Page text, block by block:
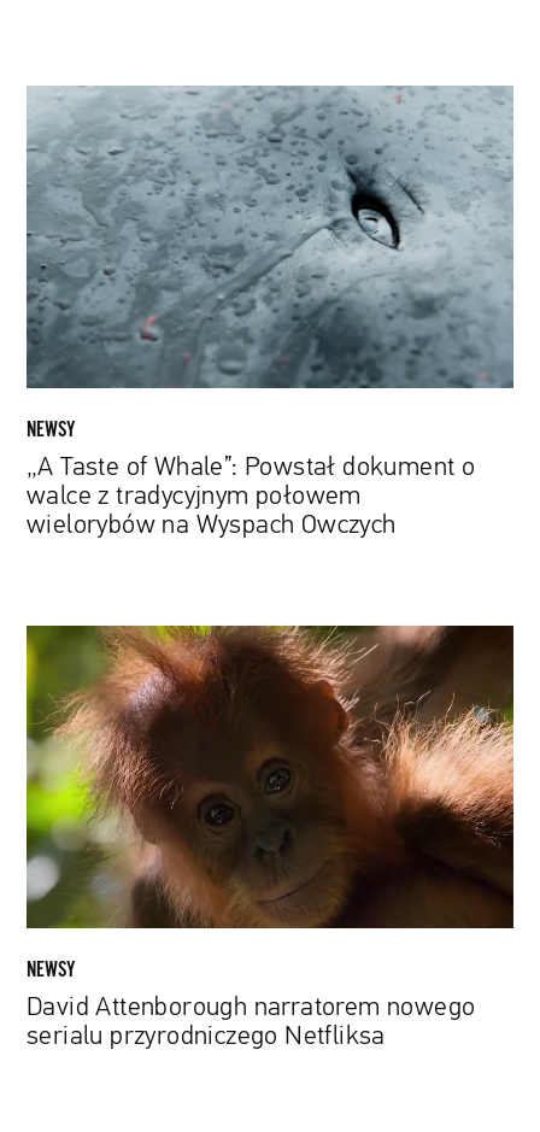
Taste
of
Whale”:
Powstał
dokument
walce
z
połowem
wielorybów
Wyspach
Owczych
NEWSY
„A Taste of Whale”: Powstał dokument o
walce z tradycyjnym połowem
wielorybów na Wyspach Owczych
David
narratorem
nowego
serialu
przyrodniczego
Netfliksa
NEWSY
David Attenborough narratorem nowego
serialu przyrodniczego Netfliksa